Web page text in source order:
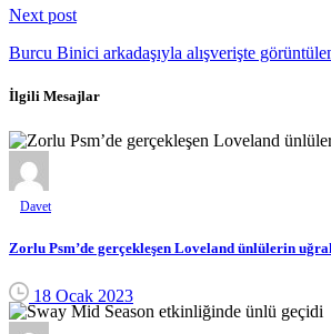
Next post
Burcu Binici arkadaşıyla alışverişte
İlgili Mesajlar
Davet
Zorlu Psm’de gerçekleşen Loveland ünlülerin
18 Ocak 2023